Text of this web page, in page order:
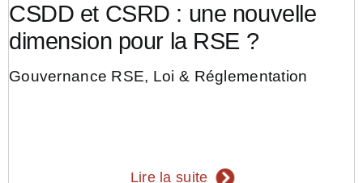
CSDD et CSRD : une nouvelle
dimension pour la RSE ?
Gouvernance RSE, Loi & Réglementation
Lire la suite